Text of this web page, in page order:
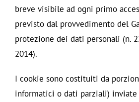
breve visibile ad ogni primo
previsto dal provvedimento del
protezione dei dati personali (n.
2014).
I cookie sono costituiti da
informatici o dati parziali) inviate